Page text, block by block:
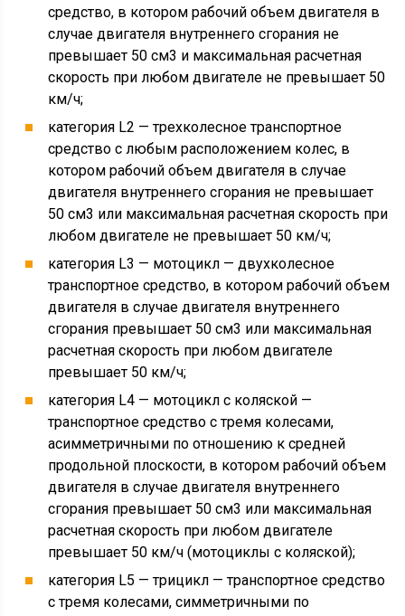
средство, в котором рабочий объем двигателя в
случае двигателя внутреннего сгорания не
превышает 50 см3 и максимальная расчетная
скорость при любом двигателе не превышает 50
км/ч;
категория L2 — трехколесное транспортное
средство с любым расположением колес, в
котором рабочий объем двигателя в случае
двигателя внутреннего сгорания не превышает
50 см3 или максимальная расчетная скорость при
любом двигателе не превышает 50 км/ч;
категория L3 — мотоцикл — двухколесное
транспортное средство, в котором рабочий объем
двигателя в случае двигателя внутреннего
сгорания превышает 50 см3 или максимальная
расчетная скорость при любом двигателе
превышает 50 км/ч;
категория L4 — мотоцикл с коляской —
транспортное средство с тремя колесами,
асимметричными по отношению к средней
продольной плоскости, в котором рабочий объем
двигателя в случае двигателя внутреннего
сгорания превышает 50 см3 или максимальная
расчетная скорость при любом двигателе
превышает 50 км/ч (мотоциклы с коляской);
категория L5 — трицикл — транспортное средство
с тремя колесами, симметричными по